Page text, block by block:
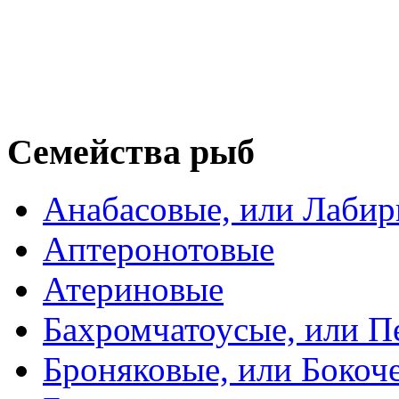
Семейства рыб
Анабасовые, или
Аптеронотовые
Атериновые
Бахромчатоусые, или
Броняковые, или